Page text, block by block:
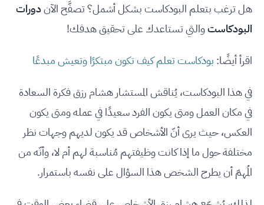
هل ترغب بتعلم البودكاست بشكل أشمل؟ تصفَّح الآندورات
البودكاستوالتي تستاعدك على تحقيق هدفك!
اقرأ أيضًا: بودكاست تعلم كيف تكون مبتكرًا وتعيش مبدعًا
في هذا البودكاست، يُناقش المستشار هشام رزق فكرة السعادة
في مكان العمل ومتى يكون الفرد سعيدًا في عمله ومتى يكون
العكس، حيث يرى أنّ الأشخاص قد يكون لديهم وجهات نظر
مختلفة حول ما إذا كانت وظيفتهم مُناسبة لهم أم لا، وأنّه من
المُهمّ أن يطرح الشخص هذا السؤال على نفسه باستمرار.